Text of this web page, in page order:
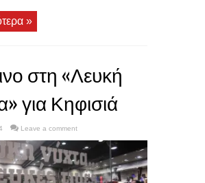
»
στη «Λευκή
για Κηφισιά
Leave a comment